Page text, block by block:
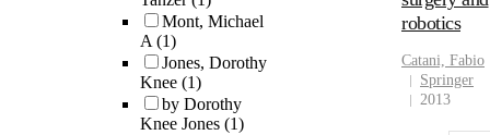
Mont, Michael
A(1)
Jones, Dorothy
Knee (1)
by Dorothy
Knee Jones (1)
robotics
Catani, Fabio
Springer
2013